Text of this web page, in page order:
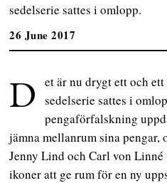
sedelserie sattes i omlopp.
26 June 2017
D
et är nu drygt ett och
sedelserie sattes i
pengaförfalskning
jämna mellanrum sina pengar,
Jenny Lind och Carl von Linné
ikoner att ge rum för en ny